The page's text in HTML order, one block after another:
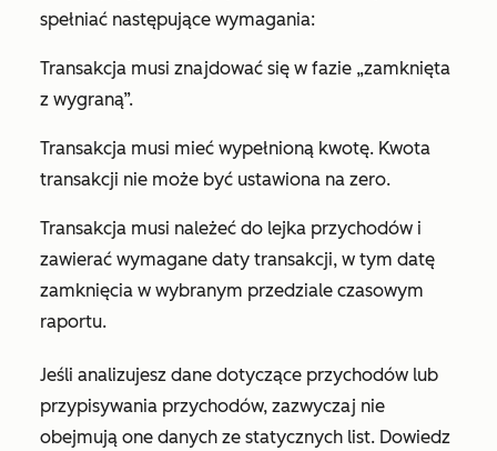
spełniać następujące wymagania:
Transakcja musi znajdować się w fazie „zamknięta
z wygraną”.
Transakcja musi mieć wypełnioną kwotę. Kwota
transakcji nie może być ustawiona na zero.
Transakcja musi należeć do lejka przychodów i
zawierać wymagane daty transakcji, w tym datę
zamknięcia w wybranym przedziale czasowym
raportu.
Jeśli analizujesz dane dotyczące przychodów lub
przypisywania przychodów, zazwyczaj nie
obejmują one danych ze statycznych list. Dowiedz